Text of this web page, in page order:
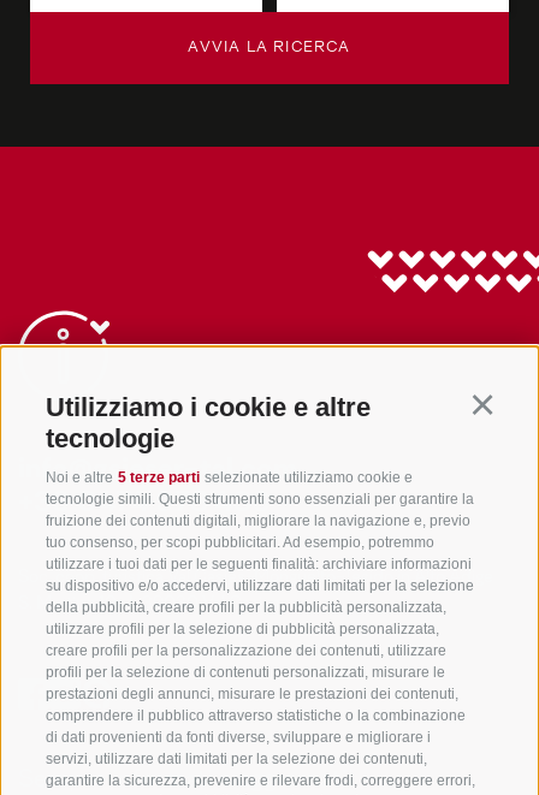
Utilizziamo i cookie e altre
tecnologie
Noi e altre 5 terze parti selezionate utilizziamo cookie e
tecnologie simili. Questi strumenti sono essenziali per garantire la
fruizione dei contenuti digitali, migliorare la navigazione e, previo
tuo consenso, per scopi pubblicitari. Ad esempio, potremmo
utilizzare i tuoi dati per le seguenti finalità: archiviare informazioni
su dispositivo e/o accedervi, utilizzare dati limitati per la selezione
della pubblicità, creare profili per la pubblicità personalizzata,
utilizzare profili per la selezione di pubblicità personalizzata,
creare profili per la personalizzazione dei contenuti, utilizzare
profili per la selezione di contenuti personalizzati, misurare le
prestazioni degli annunci, misurare le prestazioni dei contenuti,
comprendere il pubblico attraverso statistiche o la combinazione
di dati provenienti da fonti diverse, sviluppare e migliorare i
servizi, utilizzare dati limitati per la selezione dei contenuti,
garantire la sicurezza, prevenire e rilevare frodi, correggere errori,
AVVIA LA RICERCA
info@gsieser-tal.com
+39 0474 978 436
Soc. coop. turistica Val Casies-Monguelfo-Tesido in Alto Adige
S. Martino 10a I-39030 Val Casies
Sempre informati e aggiornati!